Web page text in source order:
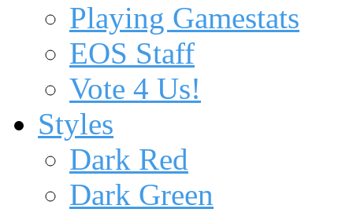
Playing Gamestats
EOS Staff
Vote 4 Us!
Styles
Dark Red
Dark Green